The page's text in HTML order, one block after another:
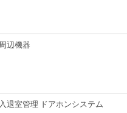
周辺機器
入退室管理 ドアホンシステム